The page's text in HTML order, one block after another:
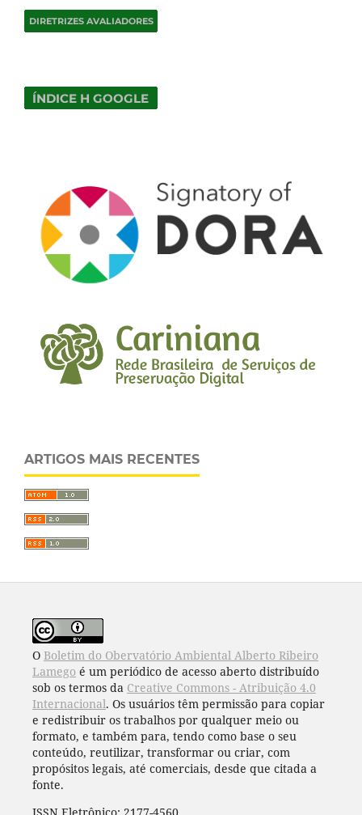
ARTIGOS MAIS RECENTES
O Boletim do Obervatório Ambiental Alberto Ribeiro
Lamego é um periódico de acesso aberto distribuído
sob os termos da Creative Commons - Atribuição 4.0
Internacional. Os usuários têm permissão para copiar
e redistribuir os trabalhos por qualquer meio ou
formato, e também para, tendo como base o seu
conteúdo, reutilizar, transformar ou criar, com
propósitos legais, até comerciais, desde que citada a
fonte.
ISSN Eletrônico: 2177-4560